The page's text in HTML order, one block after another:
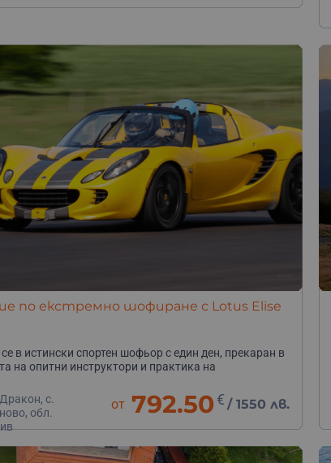
по екстремно шофиране с Lotus Elise
в истински спортен шофьор с един ден, прекаран в
на опитни инструктори и практика на
писта.
с.
обл.
от 792.50 € /1550 лв.